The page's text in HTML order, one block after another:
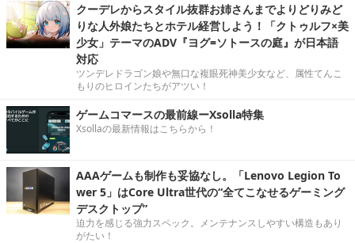
クーデレからスタイル抜群お姉さんまでよりどりみど
りな人外娘たちとホテル経営しよう！「クトゥルフ×美
少女」テーマのADV『ヨグ=ソトースの庭』が日本語
対応
ツンデレドラゴン娘や無口な複眼死神美少女など、属性てんこ
もりのヒロインたちがアツい！
ゲームコマースの最前線ーXsolla特集
Xsollaの最新情報はこちらから！
AAAゲームも制作も妥協なし。「Lenovo Legion To
wer 5」はCore Ultra世代の“全てこなせるゲーミング
デスクトップ”
迫力を感じる強力スペック。メンテナンスしやすい構造もあり
がたい！